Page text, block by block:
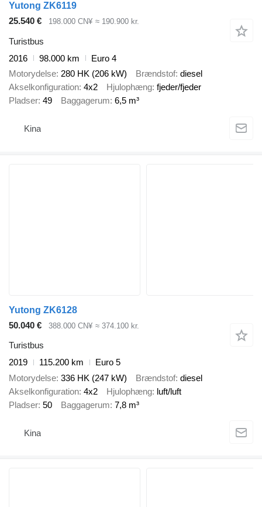
Yutong ZK6119
25.540 €
198.000 CN¥ ≈ 190.900 kr.
Turistbus
2016
98.000 km
Euro 4
Motorydelse 280 HK (206 kW) Brændstof diesel
Akselkonfiguration 4x2 Hjulophæng fjeder/fjeder
Pladser 49 Baggagerum 6,5 m³
Kina
Yutong ZK6128
50.040 €
388.000 CN¥ ≈ 374.100 kr.
Turistbus
2019
115.200 km
Euro 5
Motorydelse 336 HK (247 kW) Brændstof diesel
Akselkonfiguration 4x2 Hjulophæng luft/luft
Pladser 50 Baggagerum 7,8 m³
Kina